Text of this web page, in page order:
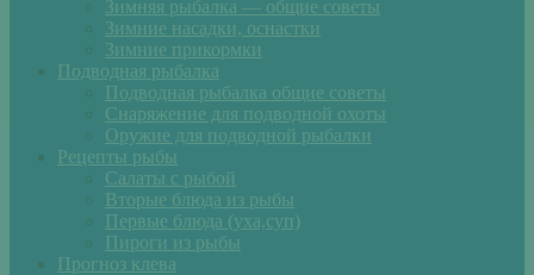
Зимняя рыбалка — общие советы
Зимние насадки, оснастки
Зимние прикормки
Подводная рыбалка
Подводная рыбалка общие советы
Снаряжение для подводной охоты
Оружие для подводной рыбалки
Рецепты рыбы
Салаты с рыбой
Вторые блюда из рыбы
Первые блюда (уха,суп)
Пироги из рыбы
Прогноз клева